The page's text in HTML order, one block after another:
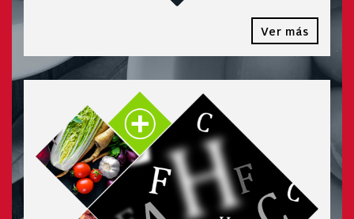
Ver más